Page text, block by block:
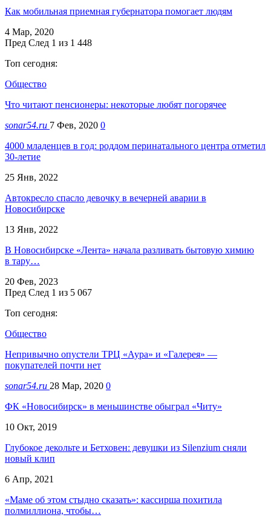
Как мобильная приемная губернатора помогает людям
4 Мар, 2020
Пред След 1 из 1 448
Топ сегодня:
Общество
Что читают пенсионеры: некоторые любят погорячее
sonar54.ru 7 Фев, 2020 0
4000 младенцев в год: роддом перинатального центра отметил
30-летие
25 Янв, 2022
Автокресло спасло девочку в вечерней аварии в
Новосибирске
13 Янв, 2022
В Новосибирске «Лента» начала разливать бытовую химию
в тару…
20 Фев, 2023
Пред След 1 из 5 067
Топ сегодня:
Общество
Непривычно опустели ТРЦ «Аура» и «Галерея» —
покупателей почти нет
sonar54.ru 28 Мар, 2020 0
ФК «Новосибирск» в меньшинстве обыграл «Читу»
10 Окт, 2019
Глубокое декольте и Бетховен: девушки из Silenzium сняли
новый клип
6 Апр, 2021
«Маме об этом стыдно сказать»: кассирша похитила
полмиллиона, чтобы…